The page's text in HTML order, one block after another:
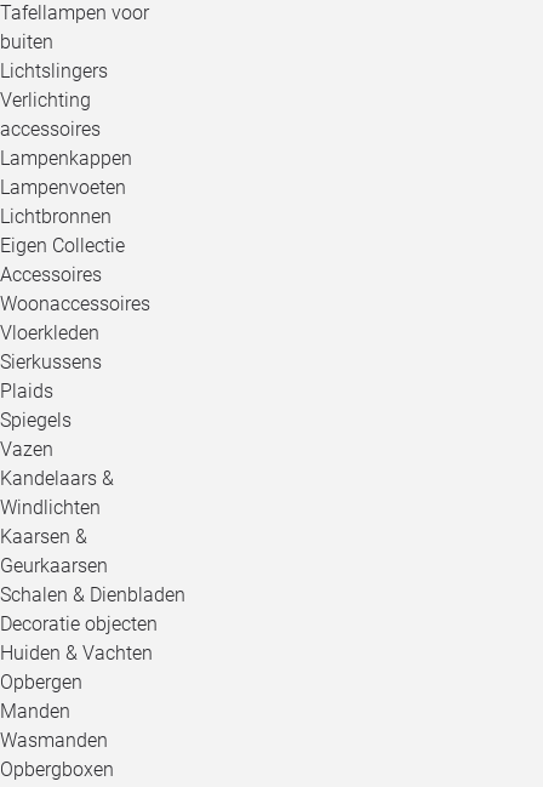
Tafellampen voor
buiten
Lichtslingers
Verlichting
accessoires
Lampenkappen
Lampenvoeten
Lichtbronnen
Eigen Collectie
Accessoires
Woonaccessoires
Vloerkleden
Sierkussens
Plaids
Spiegels
Vazen
Kandelaars &
Windlichten
Kaarsen &
Geurkaarsen
Schalen & Dienbladen
Decoratie objecten
Huiden & Vachten
Opbergen
Manden
Wasmanden
Opbergboxen